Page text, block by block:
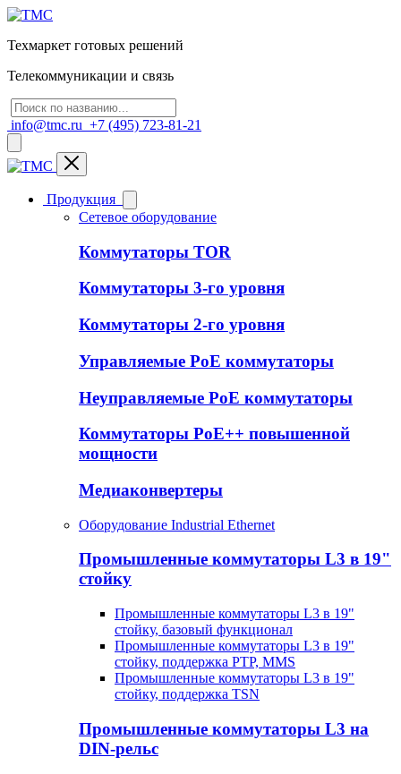
Техмаркет готовых решений
Телекоммуникации и связь
info@tmc.ru +7 (495) 723-81-21
Продукция
Сетевое оборудование
Коммутаторы TOR
Коммутаторы 3-го уровня
Коммутаторы 2-го уровня
Управляемые PoE коммутаторы
Неуправляемые PoE коммутаторы
Коммутаторы PoE++ повышенной
мощности
Медиаконвертеры
Оборудование Industrial Ethernet
Промышленные коммутаторы L3 в 19"
стойку
Промышленные коммутаторы L3 в 19"
стойку, базовый функционал
Промышленные коммутаторы L3 в 19"
стойку, поддержка PTP, MMS
Промышленные коммутаторы L3 в 19"
стойку, поддержка TSN
Промышленные коммутаторы L3 на
DIN-рельс